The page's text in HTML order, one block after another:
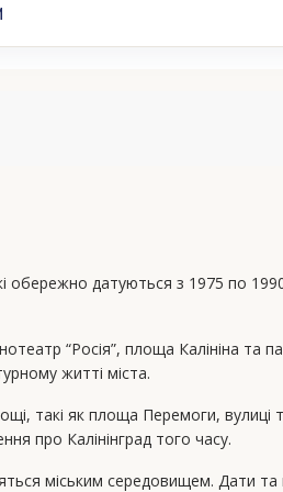
обережно датуються з 1975 по
“Росія”, площа Калініна та
житті міста.
такі як площа Перемоги,
про Калінінград того часу.
міським середовищем. Дати